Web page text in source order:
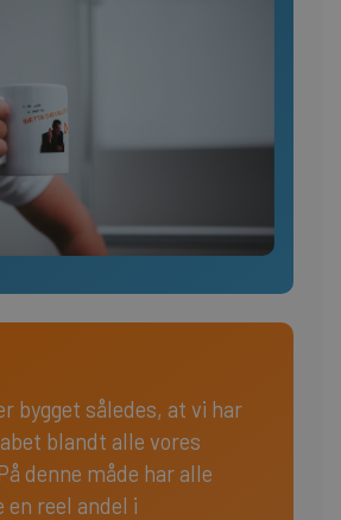
bygget således, at vi har
blandt alle vores
denne måde har alle
en reel andel i